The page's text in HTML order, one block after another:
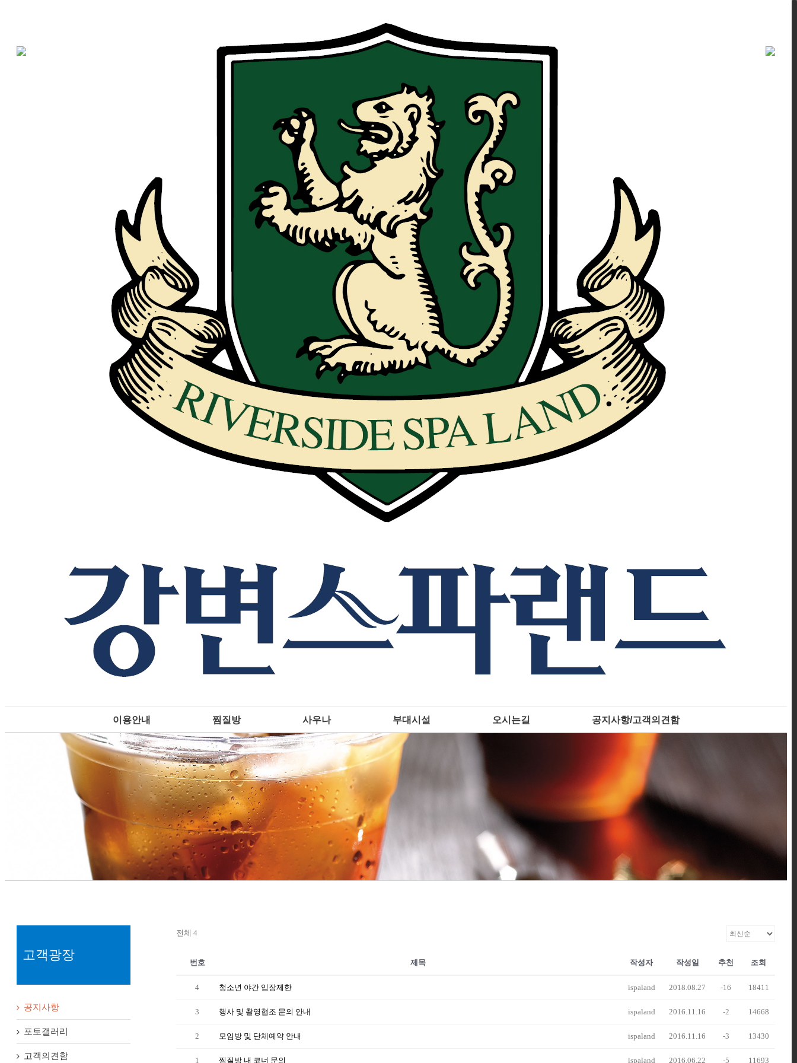
이용안내 찜질방 사우나 부대시설 오시는길 공지사항/고객의견함
전체 4
번호 제목 작성자 작성일 추천 조회
4 청소년 야간 입장제한 ispaland 2018.08.27 -16 18411
3 행사 및 촬영협조 문의 안내 ispaland 2016.11.16 -2 14668
2 모임방 및 단체예약 안내 ispaland 2016.11.16 -3 13430
1 찜질방 내 코너 문의 ispaland 2016.06.22 -5 11693
고객광장
공지사항
포토갤러리
고객의견함